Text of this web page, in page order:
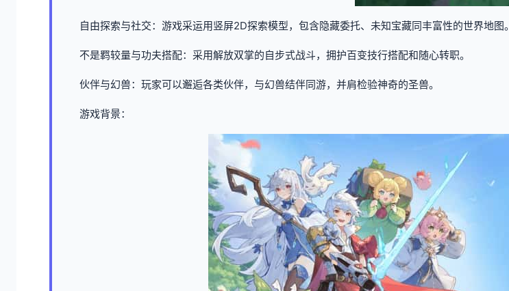
自由探索与社交：游戏采运用竖屏2D探索模型，包含隐藏委托、未知宝藏同丰富性的世界地图。
不是羁较量与功夫搭配：采用解放双掌的自步式战斗，拥护百变技行搭配和随心转职。
伙伴与幻兽：玩家可以邂逅各类伙伴，与幻兽结伴同游，并肩检验神奇的圣兽。
游戏背景：